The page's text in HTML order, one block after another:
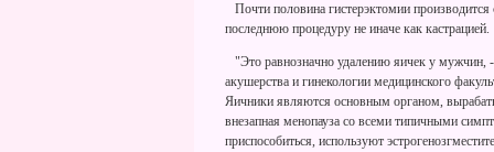
Почти половина гистерэктомии
последнюю процедуру не иначе как кастрацией.
"Это равнозначно удалению яичек у мужчин,
акушерства и гинекологии медицинского
Яичники являются основным органом,
внезапная менопауза со всеми типичными
приспособиться, используют